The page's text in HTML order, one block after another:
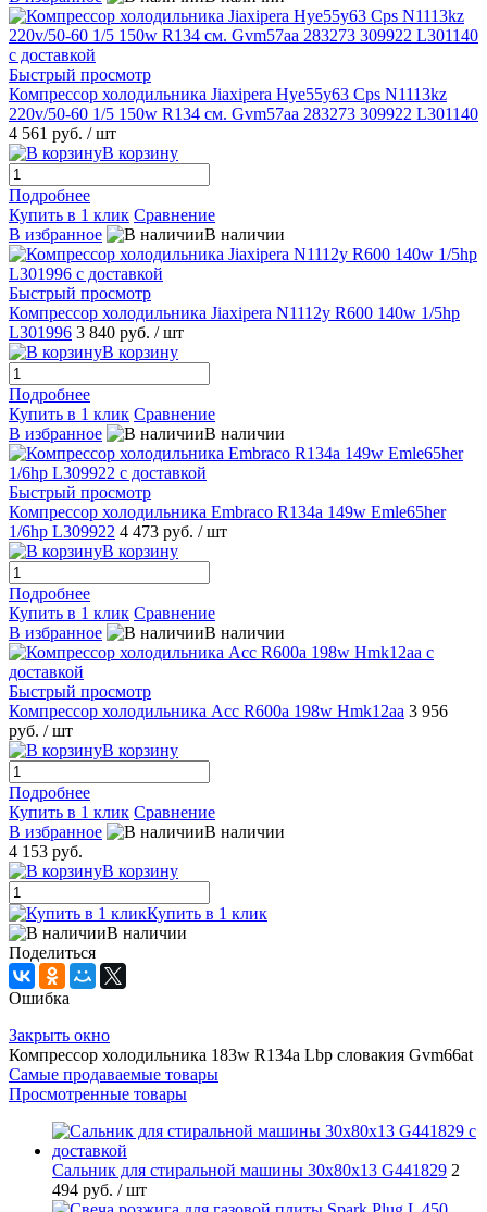
Быстрый просмотр
Компрессор холодильника Jiaxipera Hye55y63 Cps N1113kz
220v/50-60 1/5 150w R134 см. Gvm57aa 283273 309922 L301140
4 561 руб. / шт
В корзину
Подробнее
Купить в 1 клик Сравнение
В избранное
В наличии
Быстрый просмотр
Компрессор холодильника Jiaxipera N1112y R600 140w 1/5hp
L301996 3 840 руб. / шт
В корзину
Подробнее
Купить в 1 клик Сравнение
В избранное
В наличии
Быстрый просмотр
Компрессор холодильника Embraco R134a 149w Emle65her
1/6hp L309922 4 473 руб. / шт
В корзину
Подробнее
Купить в 1 клик Сравнение
В избранное
В наличии
Быстрый просмотр
Компрессор холодильника Acc R600a 198w Hmk12aa 3 956
руб. / шт
В корзину
Подробнее
Купить в 1 клик Сравнение
В избранное
В наличии
4 153 руб.
В корзину
Купить в 1 клик
В наличии
Поделиться
Ошибка
Закрыть окно
Компрессор холодильника 183w R134a Lbp словакия Gvm66at
Самые продаваемые товары
Просмотренные товары
Cальник для стиральной машины 30x80x13 G441829 2
494 руб. / шт